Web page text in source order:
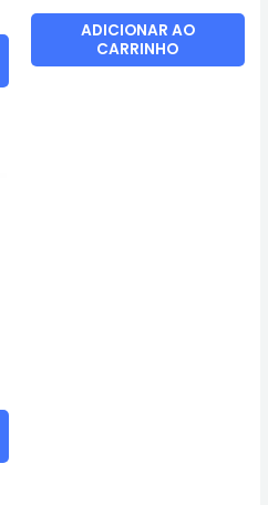
ADICIONAR AO
CARRINHO